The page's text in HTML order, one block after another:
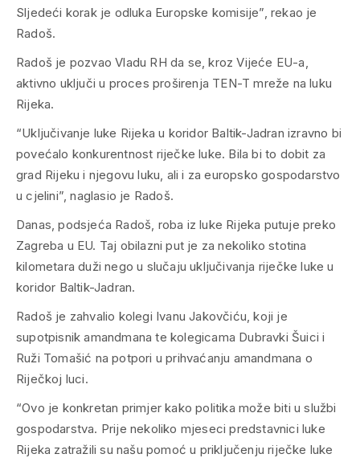
Sljedeći korak je odluka Europske komisije”, rekao je
Radoš.
Radoš je pozvao Vladu RH da se, kroz Vijeće EU-a,
aktivno uključi u proces proširenja TEN-T mreže na luku
Rijeka.
“Uključivanje luke Rijeka u koridor Baltik-Jadran izravno bi
povećalo konkurentnost riječke luke. Bila bi to dobit za
grad Rijeku i njegovu luku, ali i za europsko gospodarstvo
u cjelini”, naglasio je Radoš.
Danas, podsjeća Radoš, roba iz luke Rijeka putuje preko
Zagreba u EU. Taj obilazni put je za nekoliko stotina
kilometara duži nego u slučaju uključivanja riječke luke u
koridor Baltik-Jadran.
Radoš je zahvalio kolegi Ivanu Jakovčiću, koji je
supotpisnik amandmana te kolegicama Dubravki Šuici i
Ruži Tomašić na potpori u prihvaćanju amandmana o
Riječkoj luci.
“Ovo je konkretan primjer kako politika može biti u službi
gospodarstva. Prije nekoliko mjeseci predstavnici luke
Rijeka zatražili su našu pomoć u priključenju riječke luke